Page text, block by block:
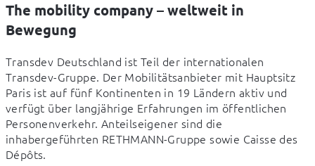
The mobility company – weltweit in
Bewegung
Transdev Deutschland ist Teil der internationalen
Transdev-Gruppe. Der Mobilitätsanbieter mit Hauptsitz
Paris ist auf fünf Kontinenten in 19 Ländern aktiv und
verfügt über langjährige Erfahrungen im öffentlichen
Personenverkehr. Anteilseigener sind die
inhabergeführten RETHMANN-Gruppe sowie Caisse des
Dépôts.